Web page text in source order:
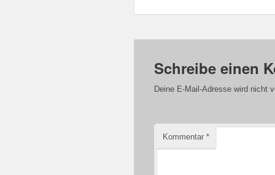
Schreibe einen
Deine E-Mail-Adresse wird nicht
Kommentar *